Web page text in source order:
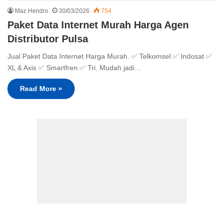
Maz Hendro 30/03/2026 754
Paket Data Internet Murah Harga Agen
Distributor Pulsa
Jual Paket Data Internet Harga Murah. ✅ Telkomsel ✅ Indosat ✅
XL & Axis ✅ Smartfren ✅ Tri. Mudah jadi…
Read More »